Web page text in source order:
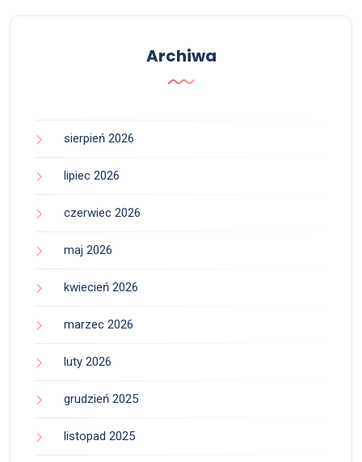
Archiwa
sierpień 2026
lipiec 2026
czerwiec 2026
maj 2026
kwiecień 2026
marzec 2026
luty 2026
grudzień 2025
listopad 2025